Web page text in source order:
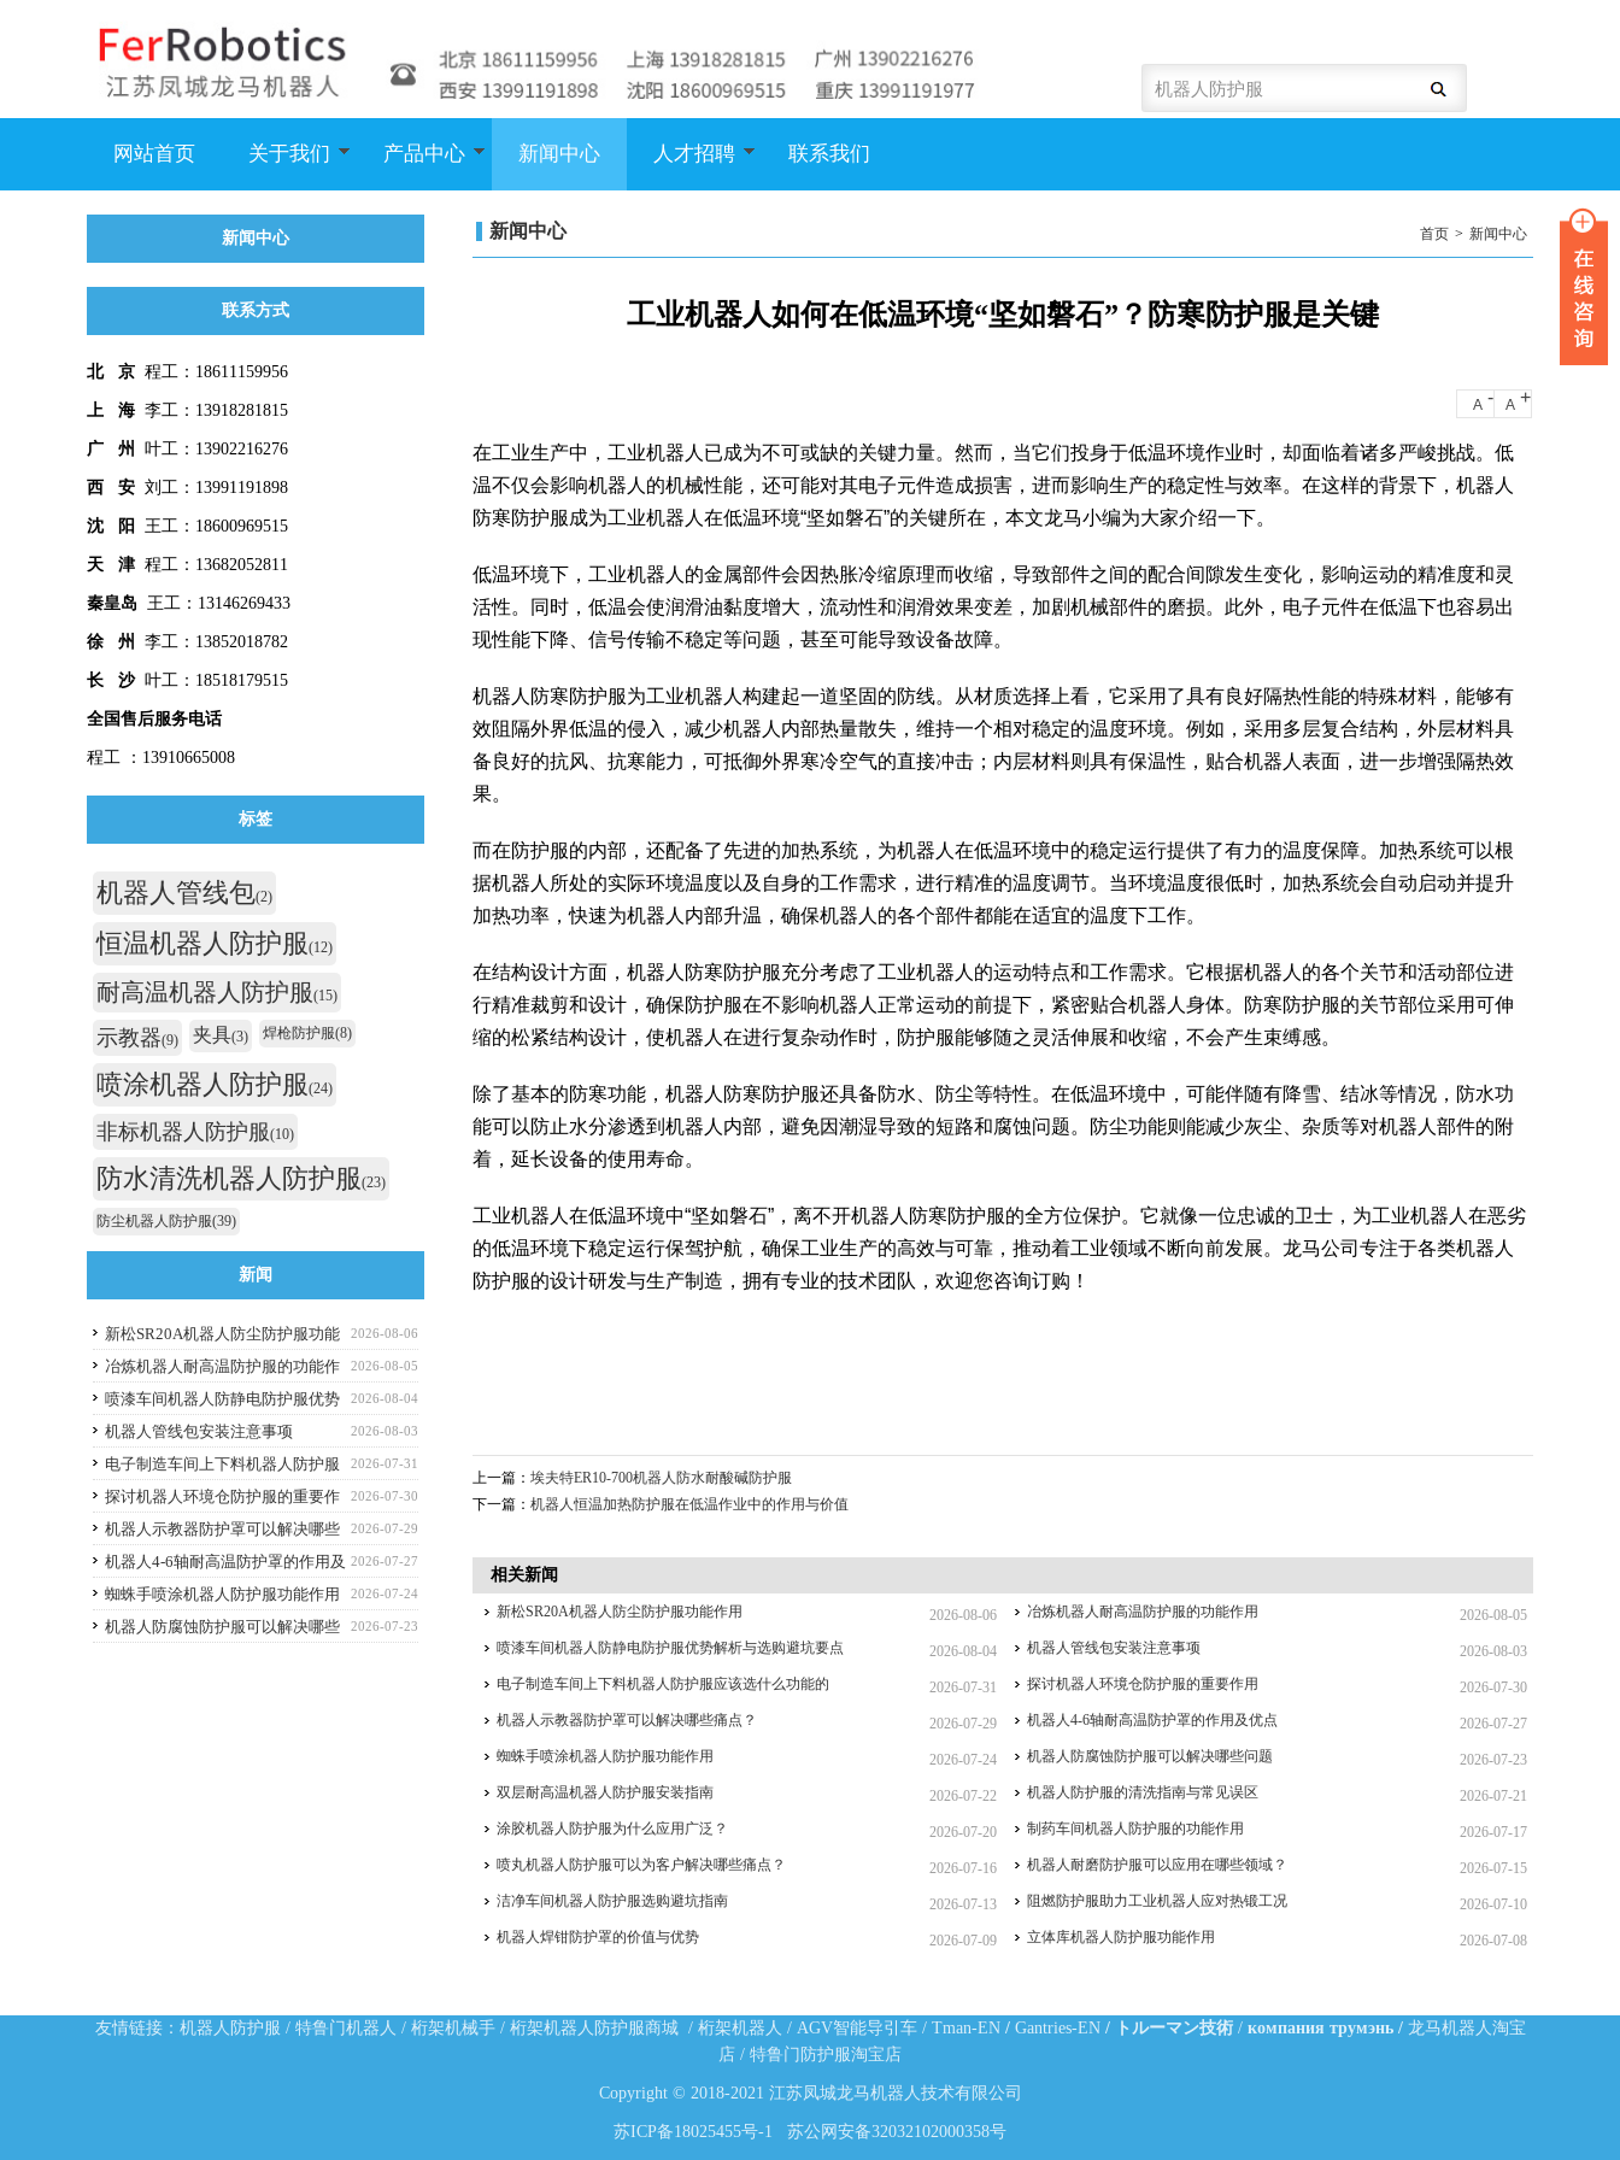
网站首页 关于我们 产品中心 新闻中心 人才招聘 联系我们
首页 > 新闻中心
新闻中心
工业机器人如何在低温环境“坚如磐石”？防寒防护服是关键
A - A +
在工业生产中，工业机器人已成为不可或缺的关键力量。然而，当它们投身于低温环境作业时，却面临着诸多严峻挑战。低
温不仅会影响机器人的机械性能，还可能对其电子元件造成损害，进而影响生产的稳定性与效率。在这样的背景下，机器人
防寒防护服成为工业机器人在低温环境“坚如磐石”的关键所在，本文龙马小编为大家介绍一下。
低温环境下，工业机器人的金属部件会因热胀冷缩原理而收缩，导致部件之间的配合间隙发生变化，影响运动的精准度和灵
活性。同时，低温会使润滑油黏度增大，流动性和润滑效果变差，加剧机械部件的磨损。此外，电子元件在低温下也容易出
现性能下降、信号传输不稳定等问题，甚至可能导致设备故障。
机器人防寒防护服为工业机器人构建起一道坚固的防线。从材质选择上看，它采用了具有良好隔热性能的特殊材料，能够有
效阻隔外界低温的侵入，减少机器人内部热量散失，维持一个相对稳定的温度环境。例如，采用多层复合结构，外层材料具
备良好的抗风、抗寒能力，可抵御外界寒冷空气的直接冲击；内层材料则具有保温性，贴合机器人表面，进一步增强隔热效
果。
而在防护服的内部，还配备了先进的加热系统，为机器人在低温环境中的稳定运行提供了有力的温度保障。加热系统可以根
据机器人所处的实际环境温度以及自身的工作需求，进行精准的温度调节。当环境温度很低时，加热系统会自动启动并提升
加热功率，快速为机器人内部升温，确保机器人的各个部件都能在适宜的温度下工作。
在结构设计方面，机器人防寒防护服充分考虑了工业机器人的运动特点和工作需求。它根据机器人的各个关节和活动部位进
行精准裁剪和设计，确保防护服在不影响机器人正常运动的前提下，紧密贴合机器人身体。防寒防护服的关节部位采用可伸
缩的松紧结构设计，使机器人在进行复杂动作时，防护服能够随之灵活伸展和收缩，不会产生束缚感。
除了基本的防寒功能，机器人防寒防护服还具备防水、防尘等特性。在低温环境中，可能伴随有降雪、结冰等情况，防水功
能可以防止水分渗透到机器人内部，避免因潮湿导致的短路和腐蚀问题。防尘功能则能减少灰尘、杂质等对机器人部件的附
着，延长设备的使用寿命。
工业机器人在低温环境中“坚如磐石”，离不开机器人防寒防护服的全方位保护。它就像一位忠诚的卫士，为工业机器人在恶劣
的低温环境下稳定运行保驾护航，确保工业生产的高效与可靠，推动着工业领域不断向前发展。龙马公司专注于各类机器人
防护服的设计研发与生产制造，拥有专业的技术团队，欢迎您咨询订购！
上一篇：埃夫特ER10-700机器人防水耐酸碱防护服
下一篇：机器人恒温加热防护服在低温作业中的作用与价值
相关新闻
2026-08-06
新松SR20A机器人防尘防护服功能作用 2026-08-05
冶炼机器人耐高温防护服的功能作用
2026-08-04
喷漆车间机器人防静电防护服优势解析与选购避坑要点 2026-08-03
机器人管线包安装注意事项
2026-07-31
电子制造车间上下料机器人防护服应该选什么功能的 2026-07-30
探讨机器人环境仓防护服的重要作用
2026-07-29
机器人示教器防护罩可以解决哪些痛点？ 2026-07-27
机器人4-6轴耐高温防护罩的作用及优点
2026-07-24
蜘蛛手喷涂机器人防护服功能作用 2026-07-23
机器人防腐蚀防护服可以解决哪些问题
2026-07-22
双层耐高温机器人防护服安装指南 2026-07-21
机器人防护服的清洗指南与常见误区
2026-07-20
涂胶机器人防护服为什么应用广泛？ 2026-07-17
制药车间机器人防护服的功能作用
2026-07-16
喷丸机器人防护服可以为客户解决哪些痛点？ 2026-07-15
机器人耐磨防护服可以应用在哪些领域？
2026-07-13
洁净车间机器人防护服选购避坑指南 2026-07-10
阻燃防护服助力工业机器人应对热锻工况
2026-07-09
机器人焊钳防护罩的价值与优势 2026-07-08
立体库机器人防护服功能作用
新闻中心
联系方式
北 京 程工：18611159956
上 海 李工：13918281815
广 州 叶工：13902216276
西 安 刘工：13991191898
沈 阳 王工：18600969515
天 津 程工：13682052811
秦皇岛 王工：13146269433
徐 州 李工：13852018782
长 沙叶工：18518179515
全国售后服务电话
程工 ：13910665008
标签
机器人管线包(2)
恒温机器人防护服(12)
耐高温机器人防护服(15)
示教器(9) 夹具(3) 焊枪防护服(8)
喷涂机器人防护服(24)
非标机器人防护服(10)
防水清洗机器人防护服(23)
防尘机器人防护服(39)
新闻
2026-08-06
新松SR20A机器人防尘防护服功能
作用
2026-08-05
冶炼机器人耐高温防护服的功能作
用
2026-08-04
喷漆车间机器人防静电防护服优势
解析与选购避坑要点
2026-08-03
机器人管线包安装注意事项
2026-07-31
电子制造车间上下料机器人防护服
应该选什么功能的
2026-07-30
探讨机器人环境仓防护服的重要作
用
2026-07-29
机器人示教器防护罩可以解决哪些
痛点？
2026-07-27
机器人4-6轴耐高温防护罩的作用及
优点
2026-07-24
蜘蛛手喷涂机器人防护服功能作用
2026-07-23
机器人防腐蚀防护服可以解决哪些
友情链接： 机器人防护服 / 特鲁门机器人 / 桁架机械手/ 桁架机器人防护服商城/ 桁架机器人 / AGV智能导引车/ Tman-EN/ Gantries-EN / トルーマン技術 / компания трумэнь/ 龙马机器人淘宝
店 / 特鲁门防护服淘宝店
Copyright © 2018-2021 江苏凤城龙马机器人技术有限公司
苏ICP备18025455号-1 苏公网安备32032102000358号